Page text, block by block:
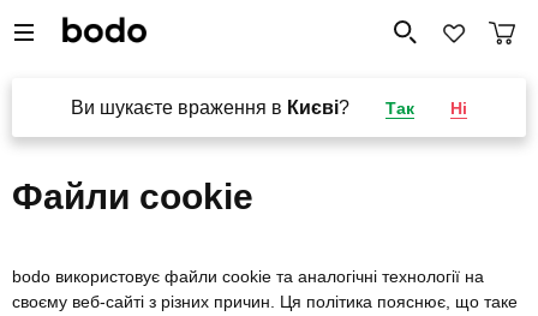
Ви шукаєте враження в Києві? Так Ні
Файли cookie
bodo використовує файли cookie та аналогічні технології на
своєму веб-сайті з різних причин. Ця політика пояснює, що таке